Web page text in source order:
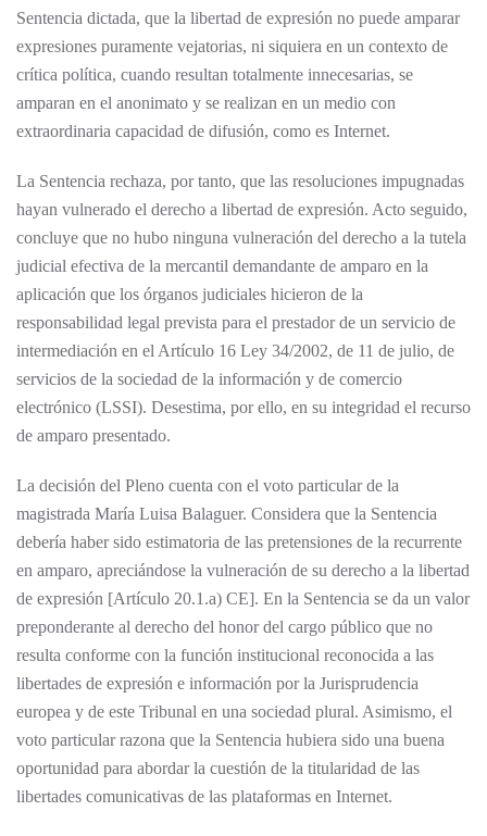
Sentencia dictada, que la libertad de expresión no puede amparar
expresiones puramente vejatorias, ni siquiera en un contexto de
crítica política, cuando resultan totalmente innecesarias, se
amparan en el anonimato y se realizan en un medio con
extraordinaria capacidad de difusión, como es Internet.
La Sentencia rechaza, por tanto, que las resoluciones impugnadas
hayan vulnerado el derecho a libertad de expresión. Acto seguido,
concluye que no hubo ninguna vulneración del derecho a la tutela
judicial efectiva de la mercantil demandante de amparo en la
aplicación que los órganos judiciales hicieron de la
responsabilidad legal prevista para el prestador de un servicio de
intermediación en el Artículo 16 Ley 34/2002, de 11 de julio, de
servicios de la sociedad de la información y de comercio
electrónico (LSSI). Desestima, por ello, en su integridad el recurso
de amparo presentado.
La decisión del Pleno cuenta con el voto particular de la
magistrada María Luisa Balaguer. Considera que la Sentencia
debería haber sido estimatoria de las pretensiones de la recurrente
en amparo, apreciándose la vulneración de su derecho a la libertad
de expresión [Artículo 20.1.a) CE]. En la Sentencia se da un valor
preponderante al derecho del honor del cargo público que no
resulta conforme con la función institucional reconocida a las
libertades de expresión e información por la Jurisprudencia
europea y de este Tribunal en una sociedad plural. Asimismo, el
voto particular razona que la Sentencia hubiera sido una buena
oportunidad para abordar la cuestión de la titularidad de las
libertades comunicativas de las plataformas en Internet.